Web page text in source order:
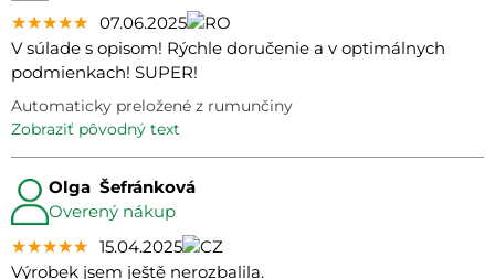
★★★★★
★★★★★
★★★★★ 07.06.2025
V súlade s opisom! Rýchle doručenie a v optimálnych
podmienkach! SUPER!
Automaticky preložené z rumunčiny
zobraziť pôvodný text
Olga Šefránková
Overený nákup
★★★★★
★★★★★
★★★★★ 15.04.2025
Výrobek jsem ještě nerozbalila.